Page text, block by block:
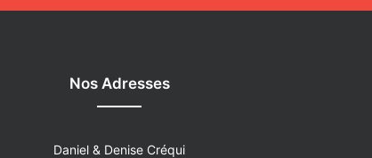
Nos Adresses
Daniel & Denise Créqui